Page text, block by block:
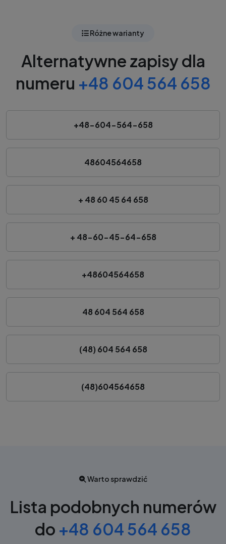
Różne warianty
Alternatywne zapisy dla
numeru +48 604 564 658
+48-604-564-658
48604564658
+ 48 60 45 64 658
+ 48-60-45-64-658
+48604564658
48 604 564 658
(48) 604 564 658
(48)604564658
Warto sprawdzić
Lista podobnych numerów
do +48 604 564 658